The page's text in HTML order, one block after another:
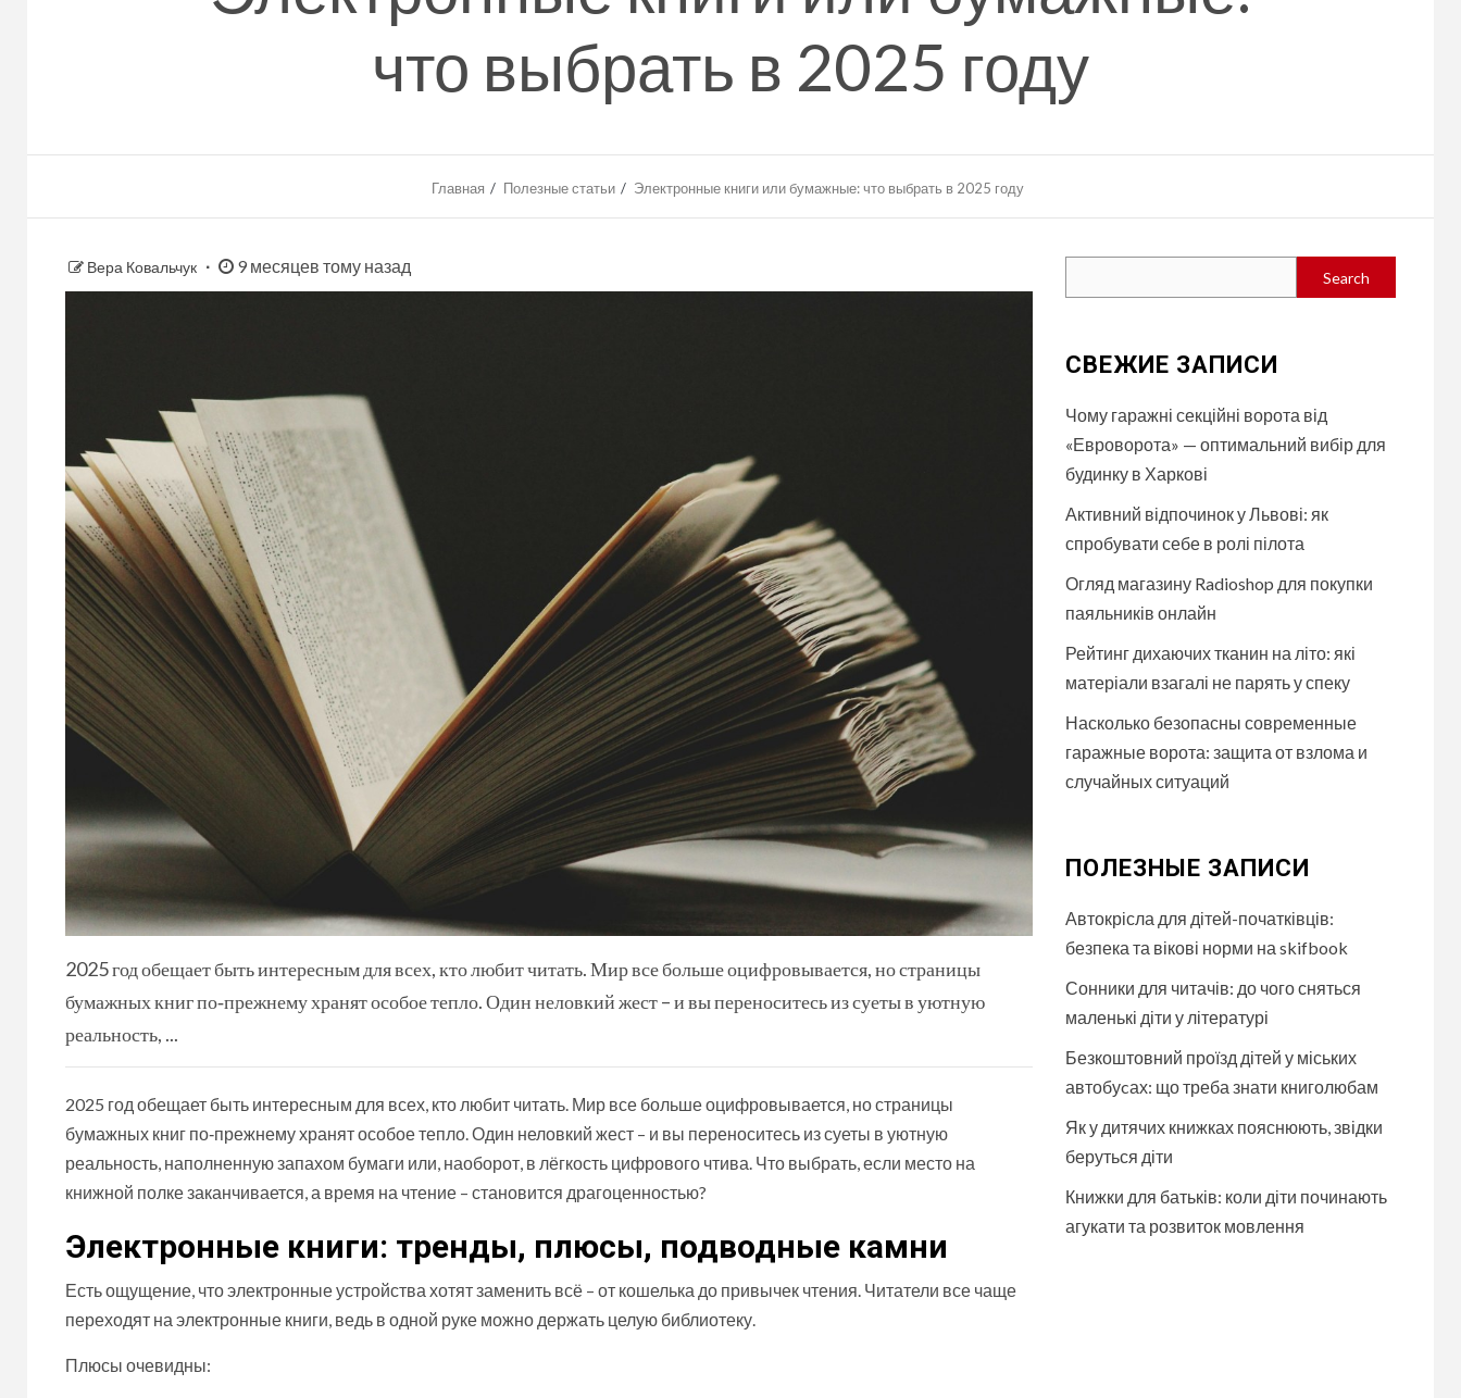
что выбрать в 2025 году
Главная Полезные статьи Электронные книги или бумажные: что выбрать в 2025 году
Вера Ковальчук 9 месяцев тому назад
2025 год обещает быть интересным для всех, кто любит читать. Мир все больше оцифровывается, но страницы
бумажных книг по‑прежнему хранят особое тепло. Один неловкий жест – и вы переноситесь из суеты в уютную
реальность, ...
2025 год обещает быть интересным для всех, кто любит читать. Мир все больше оцифровывается, но страницы
бумажных книг по‑прежнему хранят особое тепло. Один неловкий жест – и вы переноситесь из суеты в уютную
реальность, наполненную запахом бумаги или, наоборот, в лёгкость цифрового чтива. Что выбрать, если место на
книжной полке заканчивается, а время на чтение – становится драгоценностью?
Электронные книги: тренды, плюсы, подводные камни
Есть ощущение, что электронные устройства хотят заменить всё – от кошелька до привычек чтения. Читатели все чаще
переходят на электронные книги, ведь в одной руке можно держать целую библиотеку.
Плюсы очевидны:
Search
СВЕЖИЕ ЗАПИСИ
Чому гаражні секційні ворота від
«Евроворота» — оптимальний вибір для
будинку в Харкові
Активний відпочинок у Львові: як
спробувати себе в ролі пілота
Огляд магазину Radioshop для покупки
паяльників онлайн
Рейтинг дихаючих тканин на літо: які
матеріали взагалі не парять у спеку
Насколько безопасны современные
гаражные ворота: защита от взлома и
случайных ситуаций
ПОЛЕЗНЫЕ ЗАПИСИ
Автокрісла для дітей-початківців:
безпека та вікові норми на skifbook
Сонники для читачів: до чого сняться
маленькі діти у літературі
Безкоштовний проїзд дітей у міських
автобуcах: що треба знати книголюбам
Як у дитячих книжках пояснюють, звідки
беруться діти
Книжки для батьків: коли діти починають
агукати та розвиток мовлення